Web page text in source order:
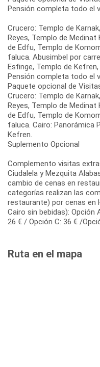
Pensión completa todo el
Crucero: Templo de
Reyes, Templo de
de Edfu, Templo de
faluca. Abusimbel por
Esfinge, Templo de
Pensión completa todo el
Paquete opcional de
Crucero: Templo de
Reyes, Templo de
de Edfu, Templo de
faluca. Cairo: Panorámica
Kefren.
Suplemento Opcional
Complemento visitas
Ciudalela y Mezquita
cambio de cenas en
categorías realizan las
restaurante) por cenas en
Cairo sin bebidas): Opción
26 € / Opción C: 36 € /
Ruta en el mapa